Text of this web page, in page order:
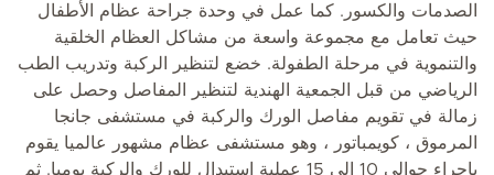
الصدمات والكسور. كما عمل في وحدة جراحة عظام الأطفال
حيث تعامل مع مجموعة واسعة من مشاكل العظام الخلقية
والتنموية في مرحلة الطفولة. خضع لتنظير الركبة وتدريب الطب
الرياضي من قبل الجمعية الهندية لتنظير المفاصل وحصل على
زمالة في تقويم مفاصل الورك والركبة في مستشفى جانجا
المرموق ، كويمباتور ، وهو مستشفى عظام مشهور عالميا يقوم
بإجراء حوالي 10 إلى 15 عملية استبدال للورك والركبة يوميا. ثم